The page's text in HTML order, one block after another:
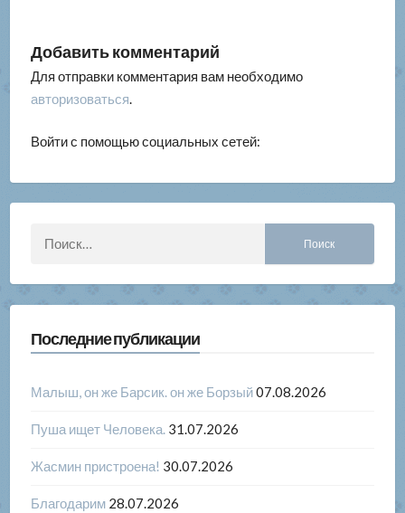
Добавить комментарий
Для отправки комментария вам необходимо
авторизоваться.
Войти с помощью социальных сетей:
Последние публикации
Малыш, он же Барсик. он же Борзый07.08.2026
Пуша ищет Человека. 31.07.2026
Жасмин пристроена! 30.07.2026
Благодарим 28.07.2026